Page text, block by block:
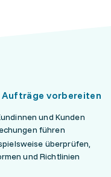
Aufträge vorbereiten
und Kunden
führen
überprüfen,
und Richtlinien